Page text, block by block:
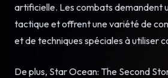
artificielle. Les combats demandent
tactique et offrent une variété de
et de techniques spéciales à utiliser
De plus, Star Ocean: The Second